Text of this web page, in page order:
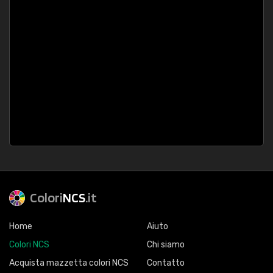
ColoriNCS.it
Home
Colori NCS
Acquista mazzetta colori NCS
Aiuto
Chi siamo
Contatto